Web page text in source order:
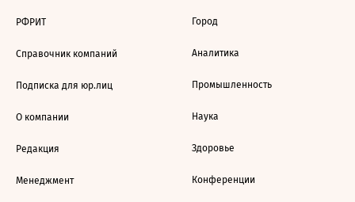
РФРИТ
Справочник компаний
Подписка для юр.лиц
О компании
Редакция
Менеджмент
Город
Аналитика
Промышленность
Наука
Здоровье
Конференции